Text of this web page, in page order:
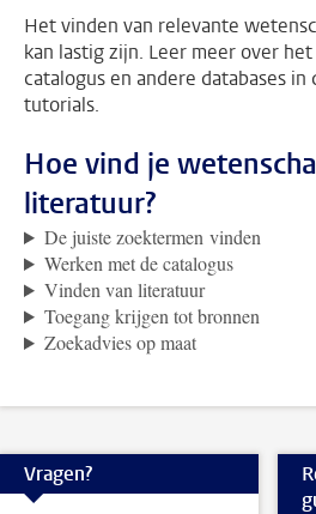
Het vinden van relevante
kan lastig zijn. Leer meer over
catalogus en andere databases in
tutorials.
Hoe vind je
literatuur?
De juiste zoektermen vinden
Werken met de catalogus
Vinden van literatuur
Toegang krijgen tot bronnen
Zoekadvies op maat
Vragen?